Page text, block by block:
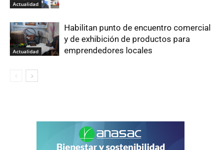
Actualidad
Actualidad
Habilitan punto de encuentro comercial
y de exhibición de productos para
emprendedores locales